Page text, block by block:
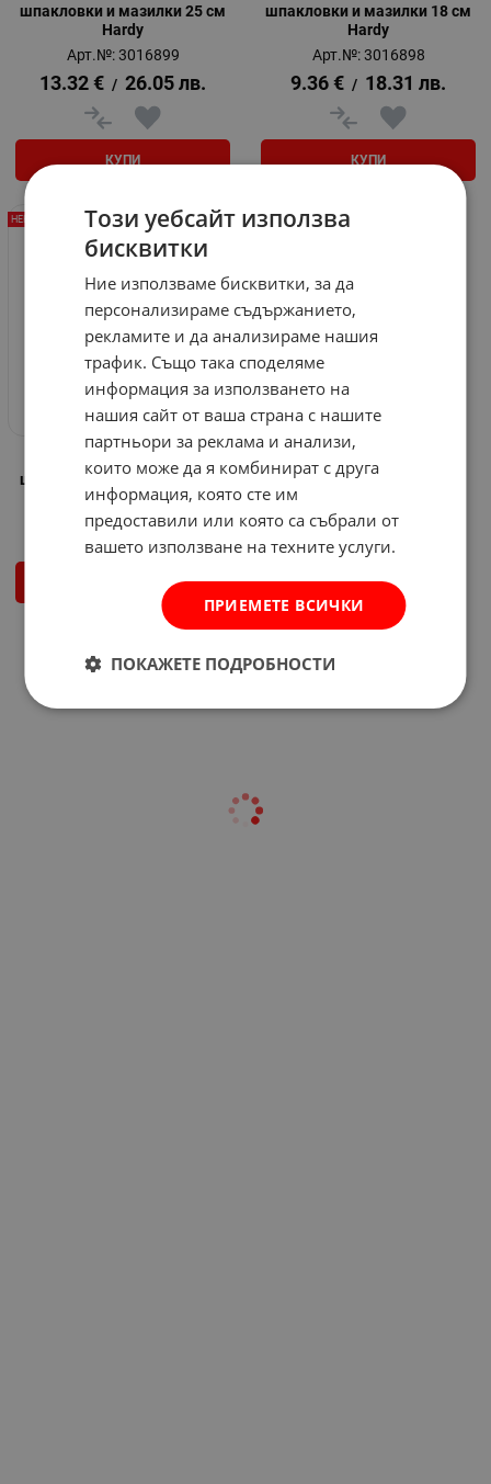
шпакловки и мазилки 25 см
Hardy
Арт.№: 3016899
13.32 € / 26.05 лв.
КУПИ
шпакловки и мазилки 18 см
Hardy
Арт.№: 3016898
9.36 € / 18.31 лв.
КУПИ
шпакловки и мазилки Hardy
Арт.№: 3016897
НЕНАЛИЧЕН
На страница по:
Този уебсайт използва
бисквитки
Ние използваме бисквитки, за да
персонализираме съдържанието,
рекламите и да анализираме нашия
трафик. Също така споделяме
информация за използването на
нашия сайт от ваша страна с нашите
партньори за реклама и анализи,
които може да я комбинират с друга
информация, която сте им
предоставили или която са събрали от
вашето използване на техните услуги.
ПРИЕМЕТЕ ВСИЧКИ
ПОКАЖЕТЕ ПОДРОБНОСТИ